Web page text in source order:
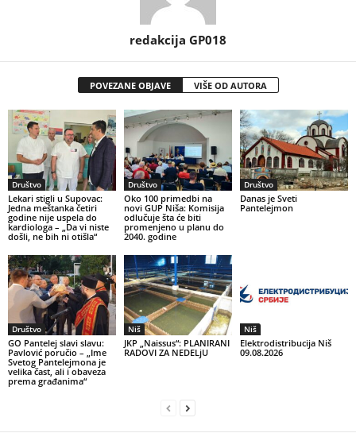
redakcija GP018
POVEZANE OBJAVE VIŠE OD AUTORA
Društvo
Lekari stigli u Supovac:
Jedna meštanka četiri
godine nije uspela do
kardiologa – „Da vi niste
došli, ne bih ni otišla“
Društvo
Oko 100 primedbi na
novi GUP Niša: Komisija
odlučuje šta će biti
promenjeno u planu do
2040. godine
Društvo
Danas je Sveti
Pantelejmon
Društvo
GO Pantelej slavi slavu:
Pavlović poručio – „Ime
Svetog Pantelejmona je
velika čast, ali i obaveza
prema građanima“
Niš
JKP „Naissus“: PLANIRANI
RADOVI ZA NEDELjU
Niš
Elektrodistribucija Niš
09.08.2026